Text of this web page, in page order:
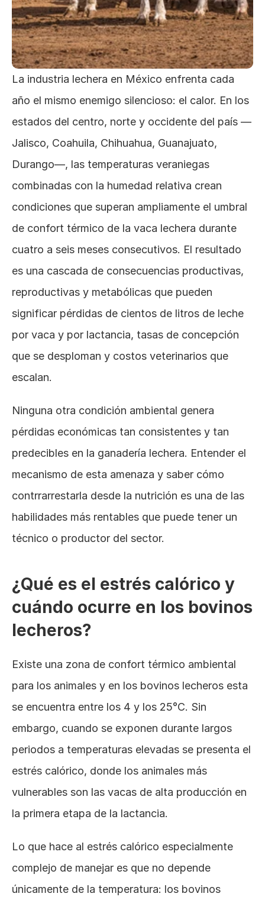
La industria lechera en México enfrenta cada
año el mismo enemigo silencioso: el calor. En los
estados del centro, norte y occidente del país —
Jalisco, Coahuila, Chihuahua, Guanajuato,
Durango—, las temperaturas veraniegas
combinadas con la humedad relativa crean
condiciones que superan ampliamente el umbral
de confort térmico de la vaca lechera durante
cuatro a seis meses consecutivos. El resultado
es una cascada de consecuencias productivas,
reproductivas y metabólicas que pueden
significar pérdidas de cientos de litros de leche
por vaca y por lactancia, tasas de concepción
que se desploman y costos veterinarios que
escalan.
Ninguna otra condición ambiental genera
pérdidas económicas tan consistentes y tan
predecibles en la ganadería lechera. Entender el
mecanismo de esta amenaza y saber cómo
contrrarrestarla desde la nutrición es una de las
habilidades más rentables que puede tener un
técnico o productor del sector.
¿Qué es el estrés calórico y
cuándo ocurre en los bovinos
lecheros?
Existe una zona de confort térmico ambiental
para los animales y en los bovinos lecheros esta
se encuentra entre los 4 y los 25°C. Sin
embargo, cuando se exponen durante largos
periodos a temperaturas elevadas se presenta el
estrés calórico, donde los animales más
vulnerables son las vacas de alta producción en
la primera etapa de la lactancia.
Lo que hace al estrés calórico especialmente
complejo de manejar es que no depende
únicamente de la temperatura: los bovinos